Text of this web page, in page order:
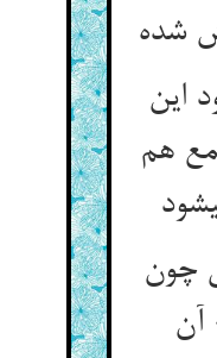
شده‏
این
هم
چون
آن